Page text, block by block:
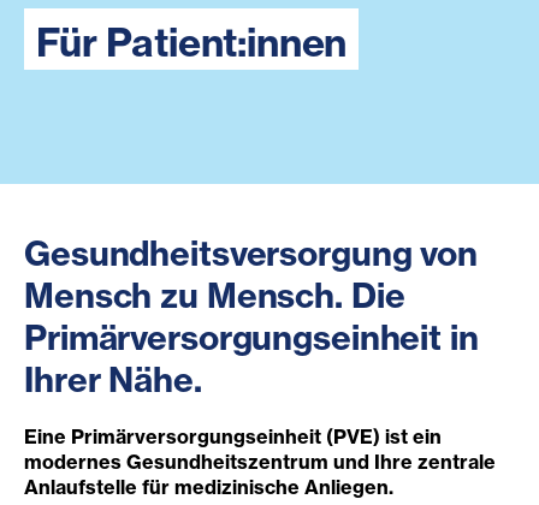
Für Patient:innen
Gesundheitsversorgung von
Mensch zu Mensch. Die
Primärversorgungseinheit in
Ihrer Nähe.
Eine Primärversorgungseinheit (PVE) ist ein
modernes Gesundheitszentrum und Ihre zentrale
Anlaufstelle für medizinische Anliegen.